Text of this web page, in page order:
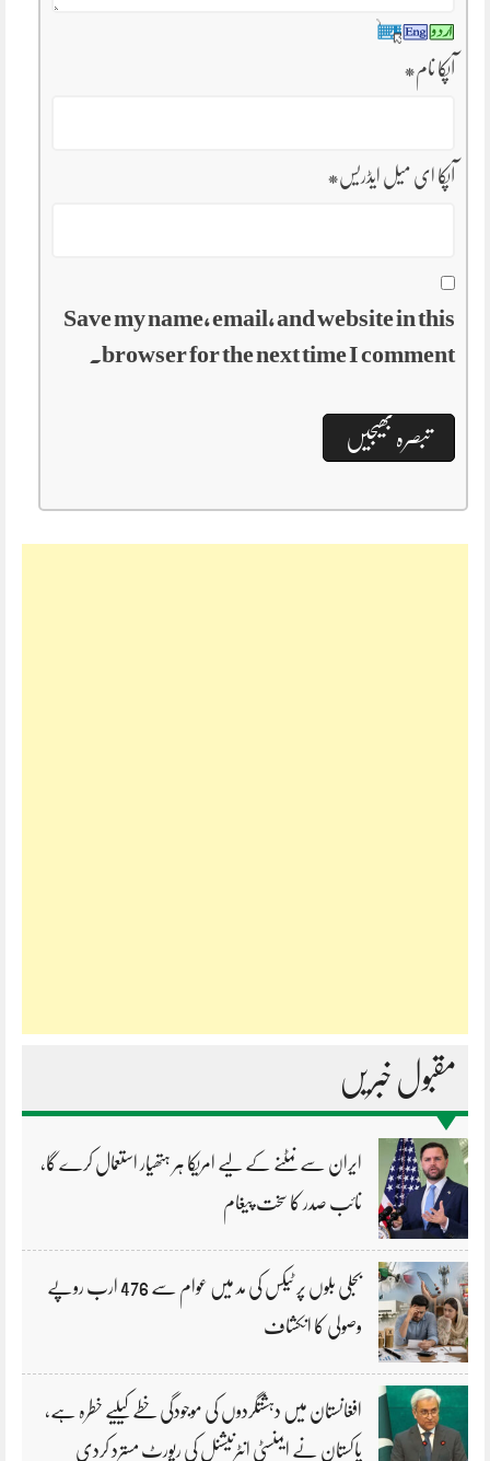
آپکا نام*
آپکا ای میل ایڈریس*
Save my name, email, and website in this
browser for the next time I comment.
مقبول خبریں
ایران سے نمٹنے کے لیے امریکا ہر ہتھیار استعمال کرے گا،
نائب صدر کا سخت پیغام
بجلی بلوں پر ٹیکس کی مد میں عوام سے 476 ارب روپے
وصولی کا انکشاف
افغانستان میں دہشتگردوں کی موجودگی خطے کیلیے خطرہ ہے،
پاکستان نے ایمنسٹی انٹرنیشنل کی رپورٹ مسترد کردی